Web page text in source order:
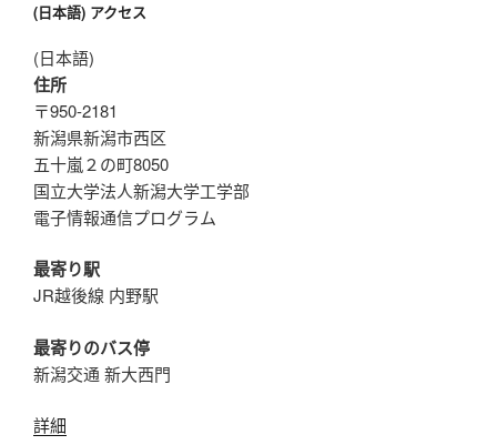
(日本語) アクセス
(日本語)
住所
〒950-2181
新潟県新潟市西区
五十嵐２の町8050
国立大学法人新潟大学工学部
電子情報通信プログラム
最寄り駅
JR越後線 内野駅
最寄りのバス停
新潟交通 新大西門
詳細